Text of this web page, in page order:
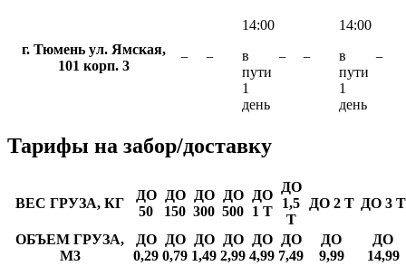
г. Тюмень ул. Ямская,
101 корп. 3
− −
14:00
в
пути
1
день
− −
14:00
в
пути
1
день
−
Тарифы на забор/доставку
ВЕС ГРУЗА, КГ
ДО
50
ДО
150
ДО
300
ДО
500
ДО
1 Т
ДО
1,5
Т
ДО 2 Т ДО 3 Т
ОБЪЕМ ГРУЗА,
М3
ДО
0,29
ДО
0,79
ДО
1,49
ДО
2,99
ДО
4,99
ДО
7,49
ДО
9,99
ДО
14,99